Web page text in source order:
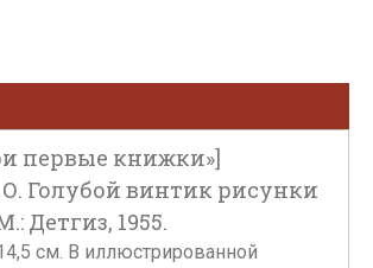
первые книжки»]
Голубой винтик рисунки
Детгиз, 1955.
см. В иллюстрированной